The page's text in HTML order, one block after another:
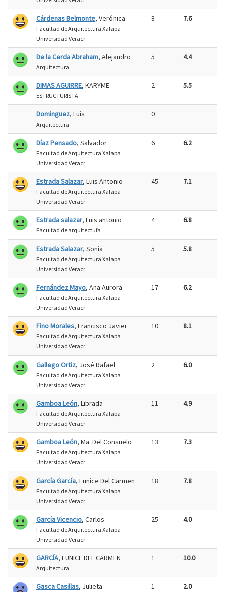
Cárdenas Belmonte, Verónica
Facultad de Arquitectura Xalapa
Universidad Veracr
8 7.6
De la Cerda Abraham, Alejandro
Arquitectura
5 4.4
DIMAS AGUIRRE, KARYME
ESTRUCTURISTA
2 5.5
Dominguez, Luis
Arquitectura
0
Díaz Pensado, Salvador
Facultad de Arquitectura Xalapa
Universidad Veracr
6 6.2
Estrada Salazar, Luis Antonio
Facultad de Arquitectura Xalapa
Universidad Veracr
45 7.1
Estrada salazar, Luis antonio
Facultad de arquitectufa
4 6.8
Estrada Salazar, Sonia
Facultad de Arquitectura Xalapa
Universidad Veracr
5 5.8
Fernández Mayo, Ana Aurora
Facultad de Arquitectura Xalapa
Universidad Veracr
17 6.2
Fino Morales, Francisco Javier
Facultad de Arquitectura Xalapa
Universidad Veracr
10 8.1
Gallego Ortiz, José Rafael
Facultad de Arquitectura Xalapa
Universidad Veracr
2 6.0
Gamboa León, Librada
Facultad de Arquitectura Xalapa
Universidad Veracr
11 4.9
Gamboa León, Ma. Del Consuelo
Facultad de Arquitectura Xalapa
Universidad Veracr
13 7.3
García García, Eunice Del Carmen
Facultad de Arquitectura Xalapa
Universidad Veracr
18 7.8
García Vicencio, Carlos
Facultad de Arquitectura Xalapa
Universidad Veracr
25 4.0
GARCÍA, EUNICE DEL CARMEN
Arquitectura
1 10.0
Gasca Casillas, Julieta 1 2.0